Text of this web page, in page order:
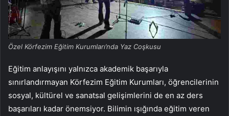
Özel Körfezim Eğitim Kurumları’nda Yaz Coşkusu
Eğitim anlayışını yalnızca akademik başarıyla
sınırlandırmayan Körfezim Eğitim Kurumları, öğrencilerinin
sosyal, kültürel ve sanatsal gelişimlerini de en az ders
başarıları kadar önemsiyor. Bilimin ışığında eğitim veren